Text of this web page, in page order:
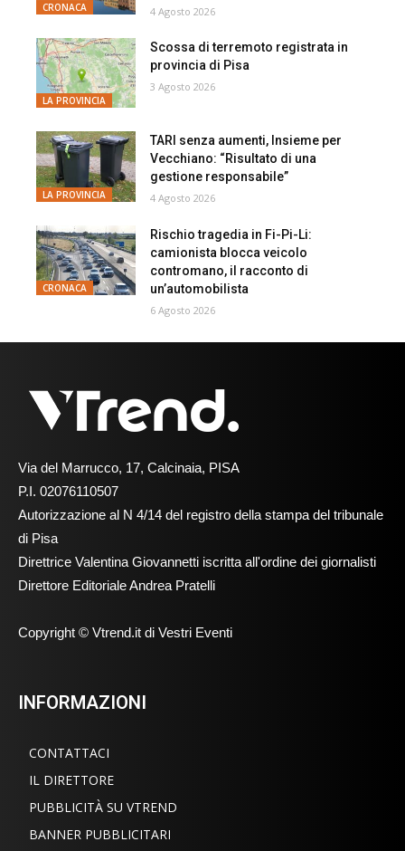
CRONACA 4 Agosto 2026
LA PROVINCIA
Scossa di terremoto registrata in
provincia di Pisa
3 Agosto 2026
LA PROVINCIA
TARI senza aumenti, Insieme per
Vecchiano: “Risultato di una
gestione responsabile”
4 Agosto 2026
CRONACA
Rischio tragedia in Fi-Pi-Li:
camionista blocca veicolo
contromano, il racconto di
un’automobilista
6 Agosto 2026
Via del Marrucco, 17, Calcinaia, PISA
P.I. 02076110507
Autorizzazione al N 4/14 del registro della stampa del tribunale
di Pisa
Direttrice Valentina Giovannetti iscritta all'ordine dei giornalisti
Direttore Editoriale Andrea Pratelli
Copyright © Vtrend.it di Vestri Eventi
INFORMAZIONI
CONTATTACI
IL DIRETTORE
PUBBLICITÀ SU VTREND
BANNER PUBBLICITARI